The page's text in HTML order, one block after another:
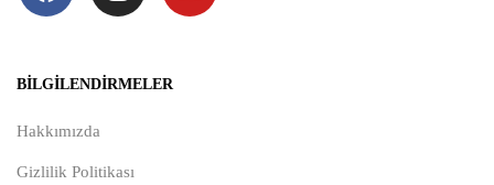
BILGILENDIRMELER
Hakkımızda
Gizlilik Politikası